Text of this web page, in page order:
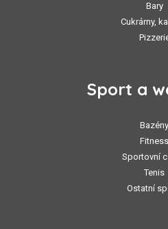
Bary
Cukrárny,
Sport a
Bazény
Fitness
Sportovní
Tenis
Ostatní